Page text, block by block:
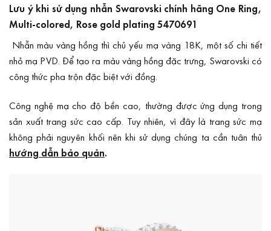
Lưu ý khi sử dụng nhẫn Swarovski chính hãng One Ring,
Multi-colored, Rose gold plating 5470691
Nhẫn màu vàng hồng thì chủ yếu mạ vàng 18K, một số chi tiết
nhỏ mạ PVD. Để tạo ra màu vàng hồng đặc trưng, Swarovski có
công thức pha trộn đặc biệt với đồng.
Công nghệ mạ cho độ bền cao, thường được ứng dụng trong
sản xuất trang sức cao cấp. Tuy nhiên, vì đây là trang sức mạ
không phải nguyên khối nên khi sử dụng chúng ta cần tuân thủ
hướng dẫn bảo quản.